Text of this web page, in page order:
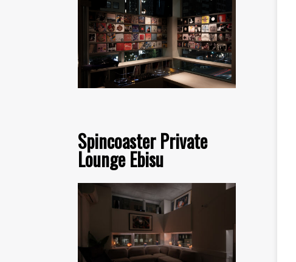
Spincoaster Private
Lounge Ebisu